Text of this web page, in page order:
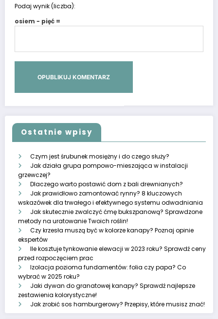
Podaj wynik (liczba):
osiem − pięć =
Ostatnie wpisy
Czym jest śrubunek mosiężny i do czego służy?
Jak działa grupa pompowo-mieszająca w instalacji
grzewczej?
Dlaczego warto postawić dom z bali drewnianych?
Jak prawidłowo zamontować rynny? 8 kluczowych
wskazówek dla trwałego i efektywnego systemu odwadniania
Jak skutecznie zwalczyć ćmę bukszpanową? Sprawdzone
metody na uratowanie Twoich roślin!
Czy krzesła muszą być w kolorze kanapy? Poznaj opinie
ekspertów
Ile kosztuje tynkowanie elewacji w 2023 roku? Sprawdź ceny
przed rozpoczęciem prac
Izolacja pozioma fundamentów: folia czy papa? Co
wybrać w 2025 roku?
Jaki dywan do granatowej kanapy? Sprawdź najlepsze
zestawienia kolorystyczne!
Jak zrobić sos hamburgerowy? Przepisy, które musisz znać!